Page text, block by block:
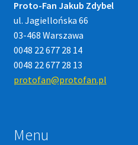
Proto-Fan Jakub Zdybel
ul. Jagiellońska 66
03-468 Warszawa
0048 22 677 28 14
0048 22 677 28 13
protofan@protofan.pl
Menu